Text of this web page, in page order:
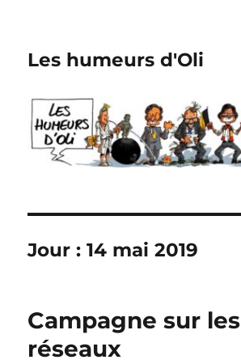
Les humeurs d'Oli
Jour :14 mai 2019
Campagne sur les
réseaux